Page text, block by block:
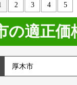
2 3 4 5
の適正